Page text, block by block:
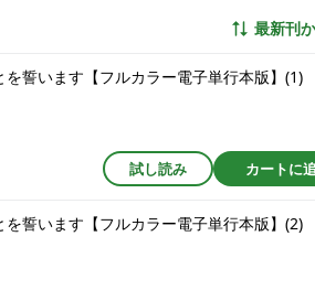
最新刊
誓います【フルカラー電子単行本版】(1)
試し読み カートに
誓います【フルカラー電子単行本版】(2)